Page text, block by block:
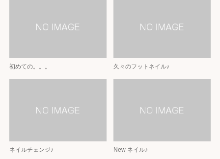
初めての。。。 久々のフットネイル♪
ネイルチェンジ♪ New ネイル♪